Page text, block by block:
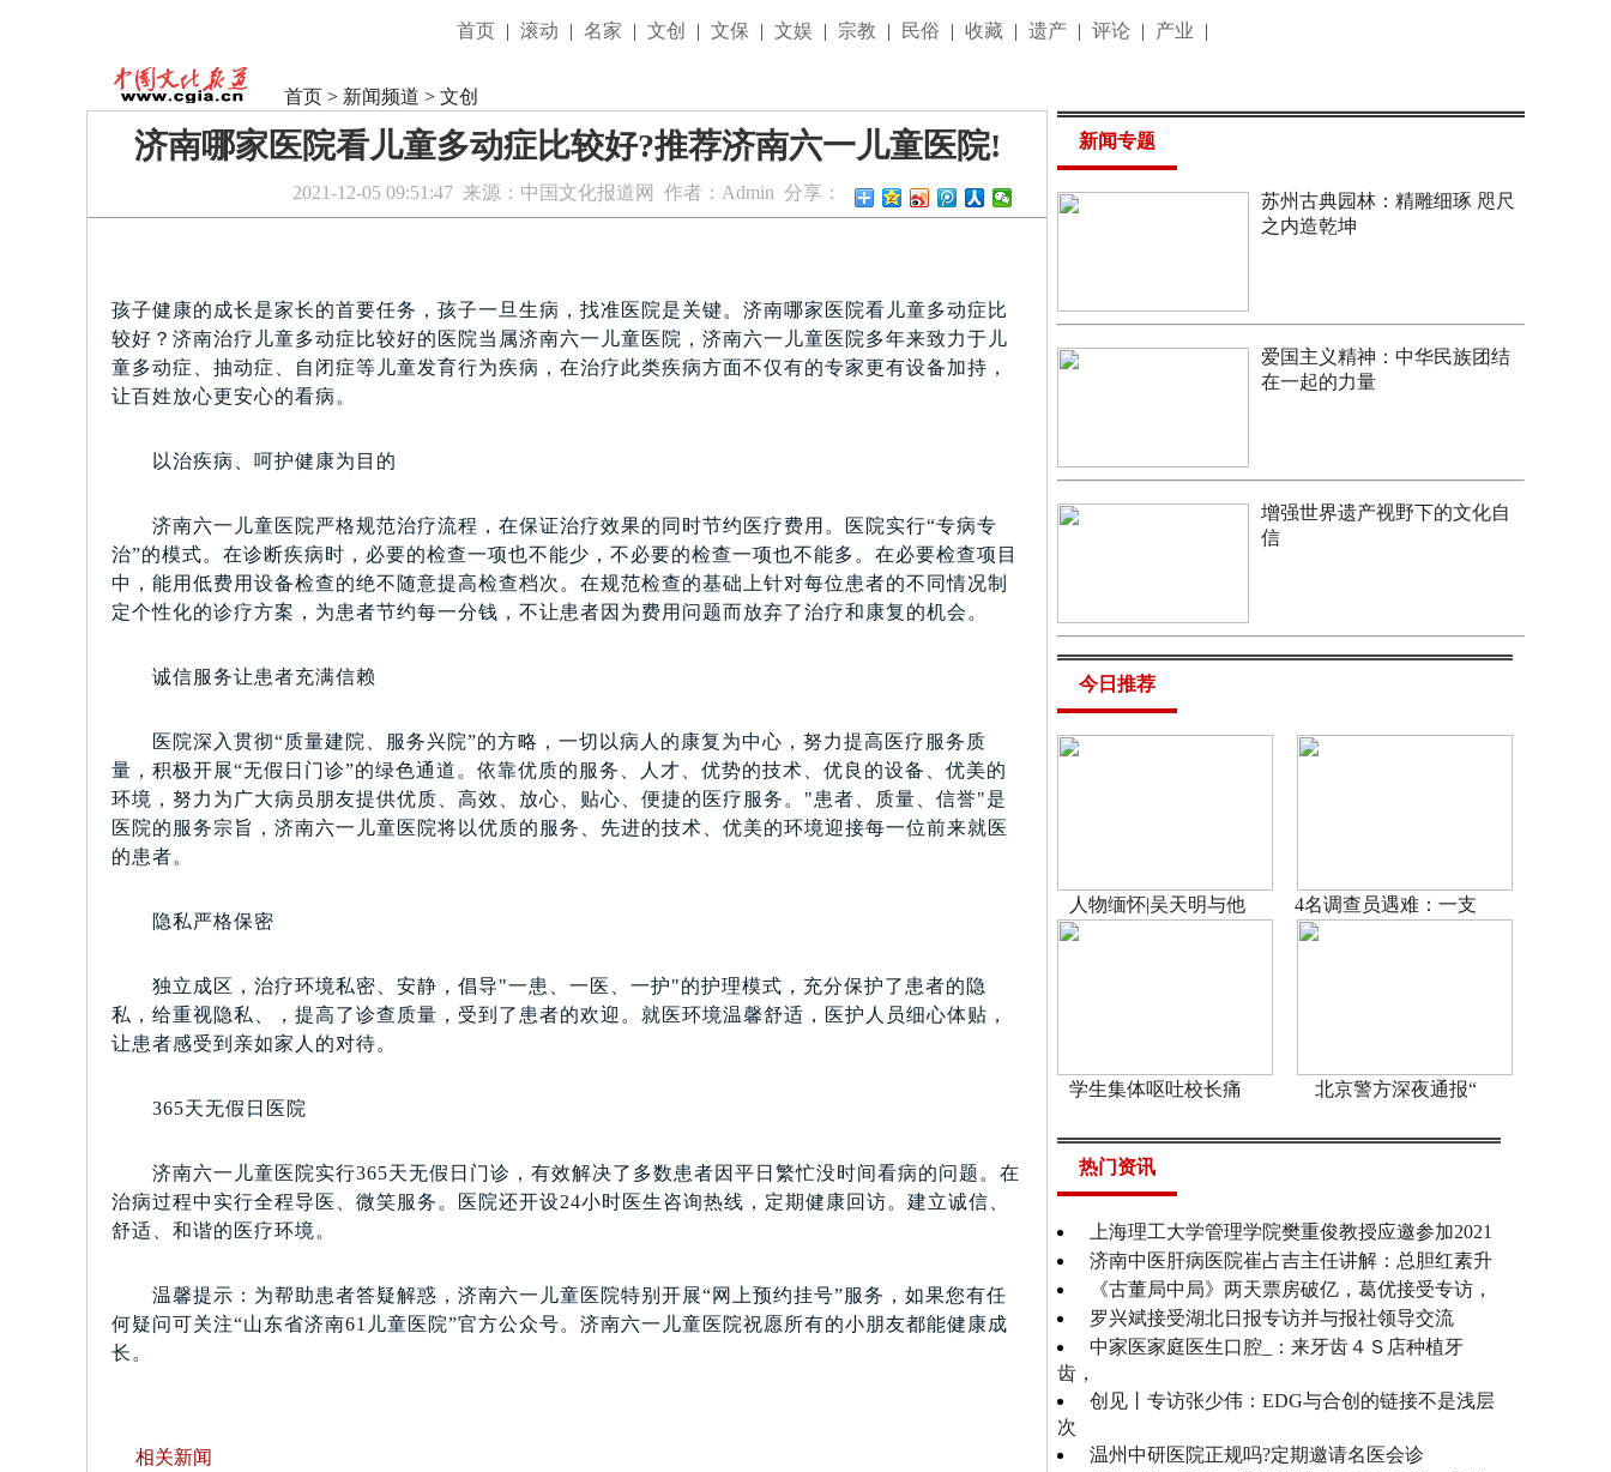
首页 | 滚动 | 名家 | 文创 | 文保 | 文娱 | 宗教 | 民俗 | 收藏 | 遗产 | 评论 | 产业 |
首页 > 新闻频道 > 文创
济南哪家医院看儿童多动症比较好?推荐济南六一儿童医院!
2021-12-05 09:51:47 来源： 中国文化报道网 作者： Admin 分享：
孩子健康的成长是家长的首要任务，孩子一旦生病，找准医院是关键。济南哪家医院看儿童多动症比
较好？济南治疗儿童多动症比较好的医院当属济南六一儿童医院，济南六一儿童医院多年来致力于儿
童多动症、抽动症、自闭症等儿童发育行为疾病，在治疗此类疾病方面不仅有的专家更有设备加持，
让百姓放心更安心的看病。
以治疾病、呵护健康为目的
济南六一儿童医院严格规范治疗流程，在保证治疗效果的同时节约医疗费用。医院实行“专病专
治”的模式。在诊断疾病时，必要的检查一项也不能少，不必要的检查一项也不能多。在必要检查项目
中，能用低费用设备检查的绝不随意提高检查档次。在规范检查的基础上针对每位患者的不同情况制
定个性化的诊疗方案，为患者节约每一分钱，不让患者因为费用问题而放弃了治疗和康复的机会。
诚信服务让患者充满信赖
医院深入贯彻“质量建院、服务兴院”的方略，一切以病人的康复为中心，努力提高医疗服务质
量，积极开展“无假日门诊”的绿色通道。依靠优质的服务、人才、优势的技术、优良的设备、优美的
环境，努力为广大病员朋友提供优质、高效、放心、贴心、便捷的医疗服务。"患者、质量、信誉"是
医院的服务宗旨，济南六一儿童医院将以优质的服务、先进的技术、优美的环境迎接每一位前来就医
的患者。
隐私严格保密
独立成区，治疗环境私密、安静，倡导"一患、一医、一护"的护理模式，充分保护了患者的隐
私，给重视隐私、，提高了诊查质量，受到了患者的欢迎。就医环境温馨舒适，医护人员细心体贴，
让患者感受到亲如家人的对待。
365天无假日医院
济南六一儿童医院实行365天无假日门诊，有效解决了多数患者因平日繁忙没时间看病的问题。在
治病过程中实行全程导医、微笑服务。医院还开设24小时医生咨询热线，定期健康回访。建立诚信、
舒适、和谐的医疗环境。
温馨提示：为帮助患者答疑解惑，济南六一儿童医院特别开展“网上预约挂号”服务，如果您有任
何疑问可关注“山东省济南61儿童医院”官方公众号。济南六一儿童医院祝愿所有的小朋友都能健康成
长。
相关新闻
新闻专题
苏州古典园林：精雕细琢 咫尺
之内造乾坤
爱国主义精神：中华民族团结
在一起的力量
增强世界遗产视野下的文化自
信
今日推荐
人物缅怀|吴天明与他 4名调查员遇难：一支
学生集体呕吐校长痛 北京警方深夜通报“
热门资讯
上海理工大学管理学院樊重俊教授应邀参加2021
济南中医肝病医院崔占吉主任讲解：总胆红素升
《古董局中局》两天票房破亿，葛优接受专访，
罗兴斌接受湖北日报专访并与报社领导交流
中家医家庭医生口腔_：来牙齿４Ｓ店种植牙
齿，
创见丨专访张少伟：EDG与合创的链接不是浅层
次
温州中研医院正规吗?定期邀请名医会诊